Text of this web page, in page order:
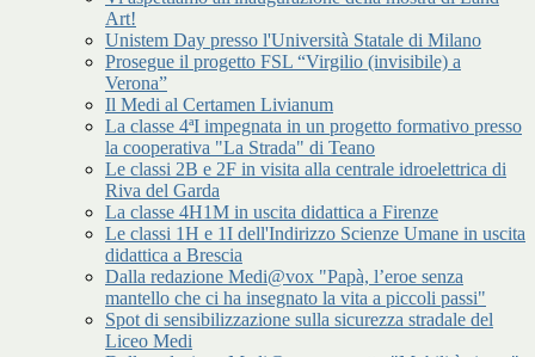
Art!
Unistem Day presso l'Università Statale di Milano
Prosegue il progetto FSL “Virgilio (invisibile) a
Verona”
Il Medi al Certamen Livianum
La classe 4ªI impegnata in un progetto formativo presso
la cooperativa "La Strada" di Teano
Le classi 2B e 2F in visita alla centrale idroelettrica di
Riva del Garda
La classe 4H1M in uscita didattica a Firenze
Le classi 1H e 1I dell'Indirizzo Scienze Umane in uscita
didattica a Brescia
Dalla redazione Medi@vox "Papà, l’eroe senza
mantello che ci ha insegnato la vita a piccoli passi"
Spot di sensibilizzazione sulla sicurezza stradale del
Liceo Medi